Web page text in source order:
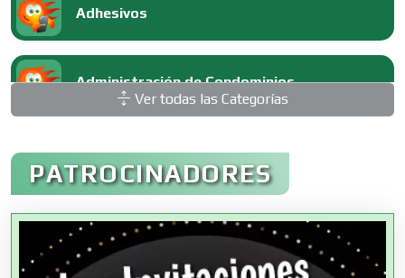
Adhesivos
Administración de Condominios
Administración de Empresas
Agencias Aduanales
Ver todas las Categorías
PATROCINADORES